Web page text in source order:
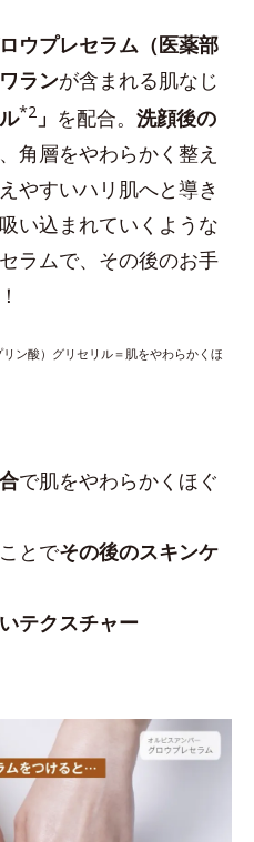
ウプレセラム（医薬部
ランが含まれる肌なじ
*2 」 を配合。 洗顔後の
角層をやわらかく整え
やすいハリ肌へと導き
い込まれていくような
ラムで、その後のお手
ン酸）グリセリル＝肌をやわらかくほ
で肌をやわらかくほぐ
とでその後のスキンケ
テクスチャー